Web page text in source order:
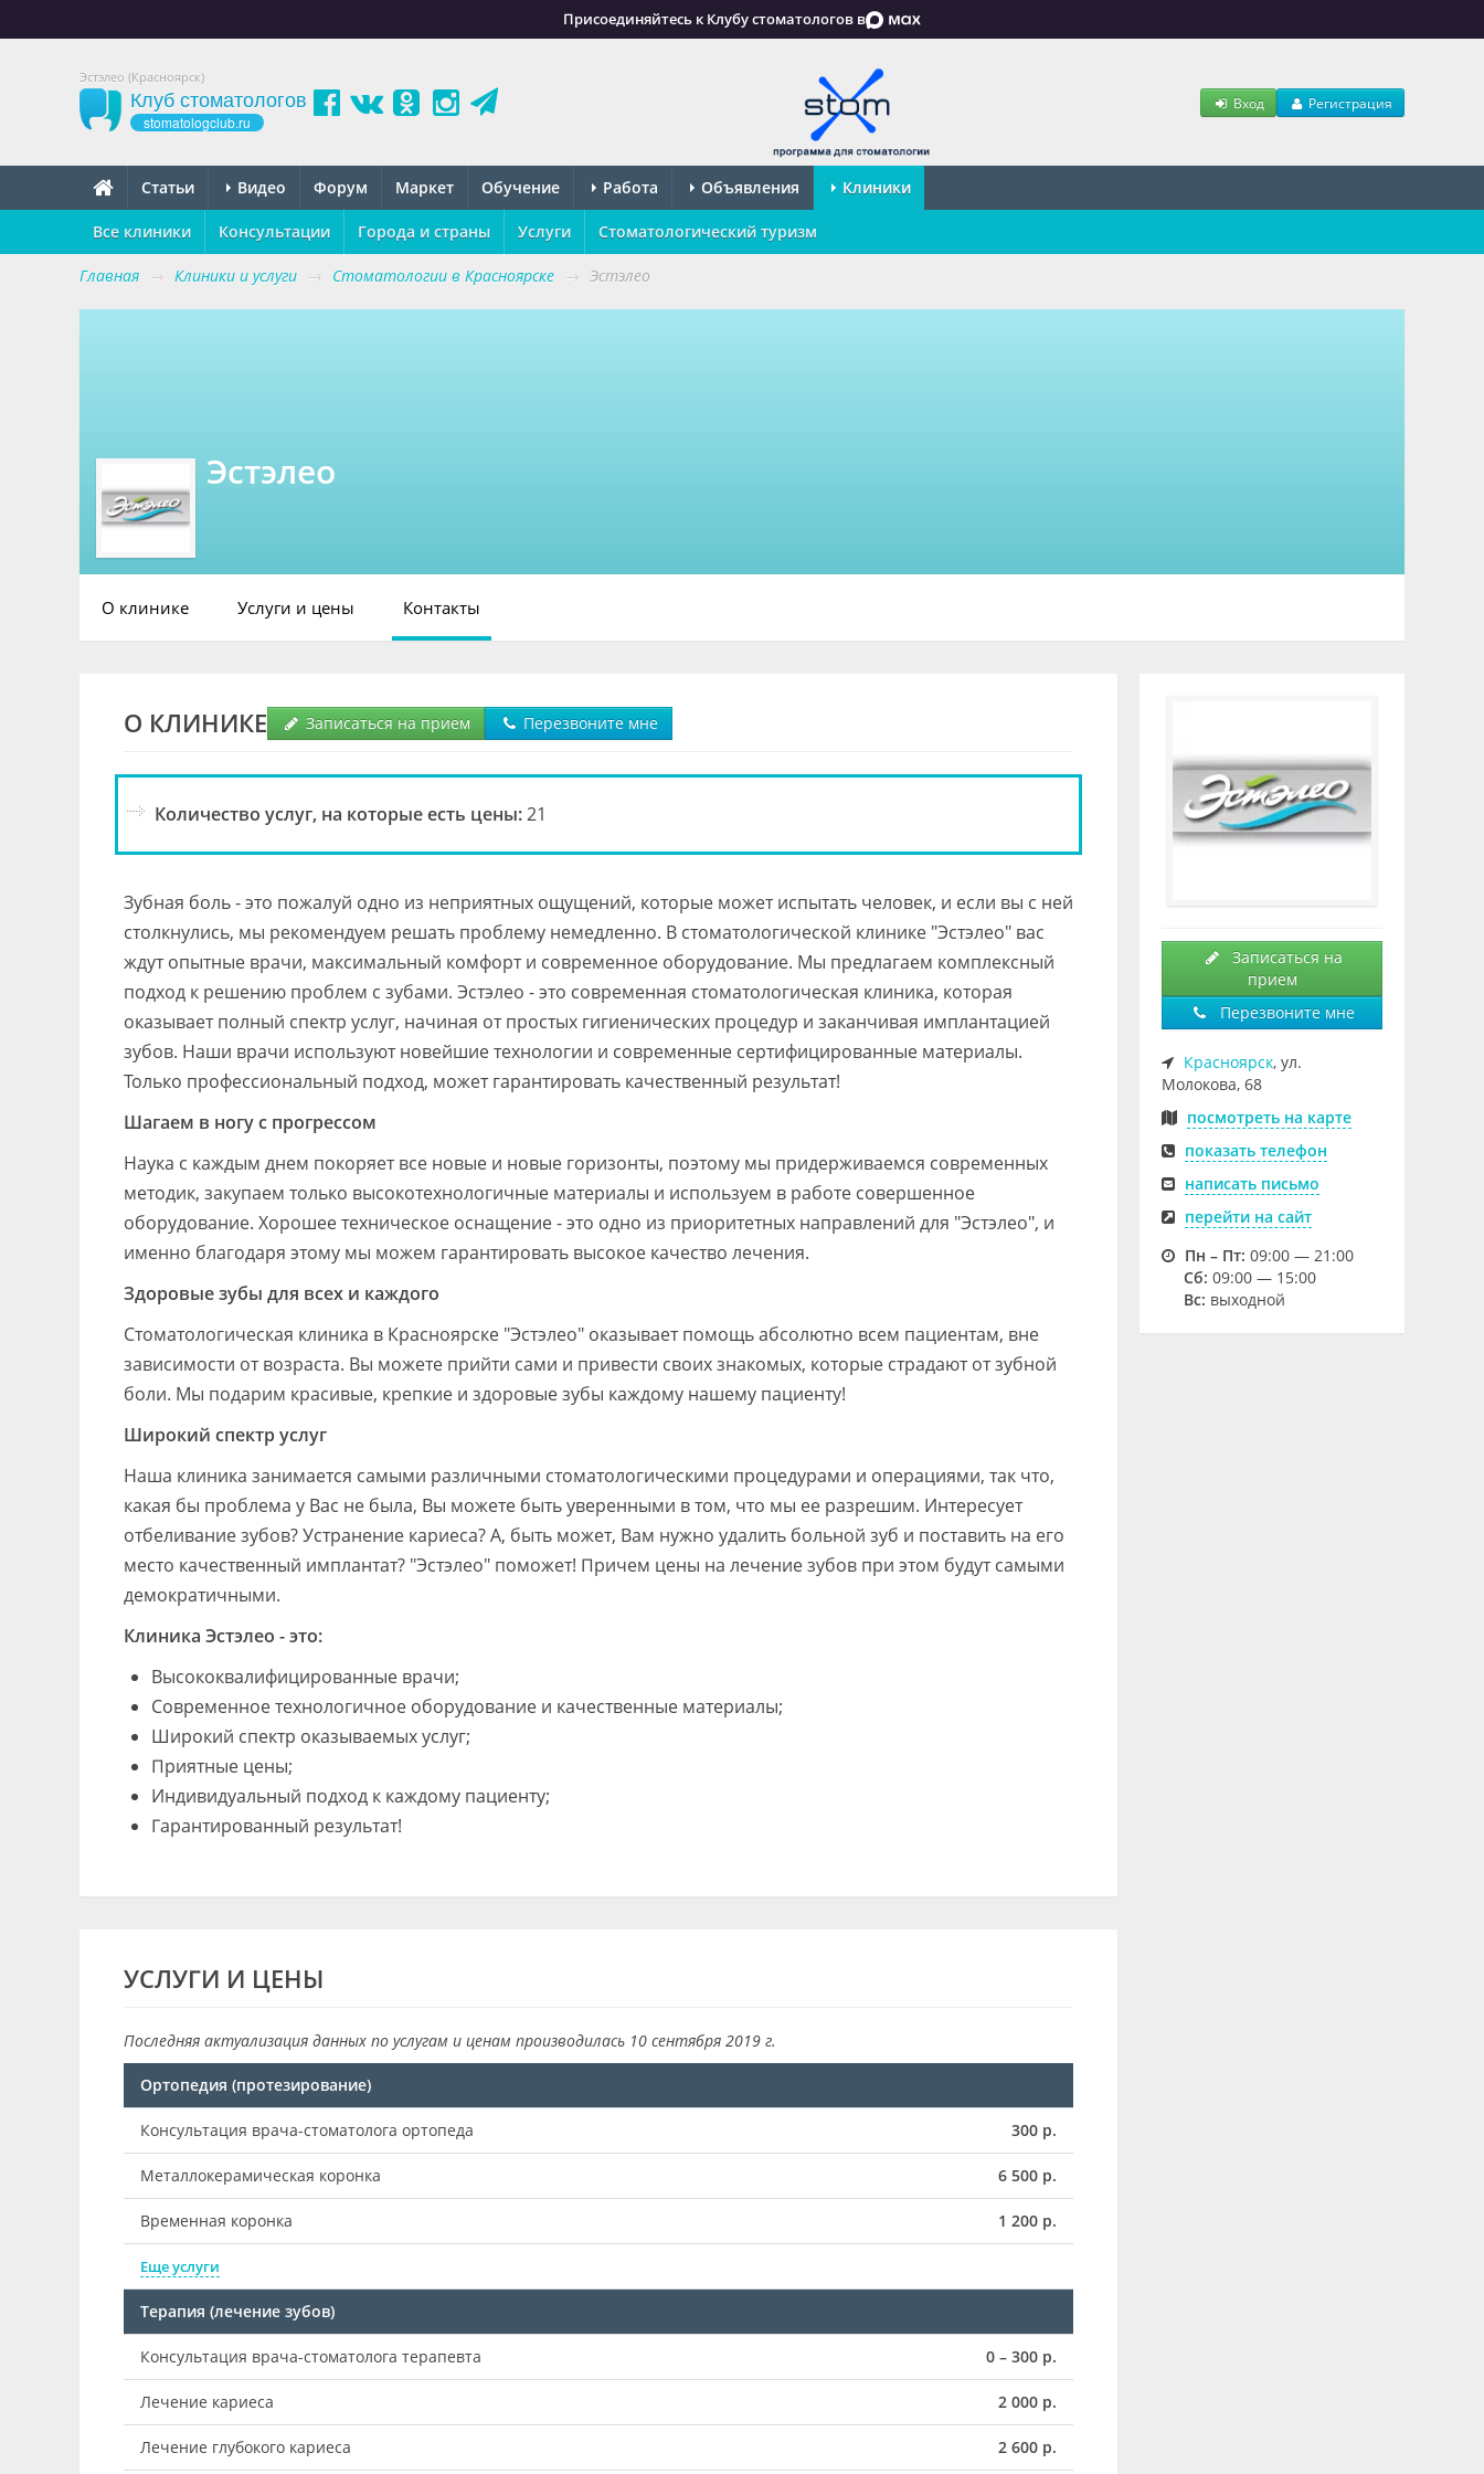
Присоединяйтесь к Клубу стоматологов в
Эстэлео (Красноярск)
Клуб стоматологов
stomatologclub.ru
Вход Регистрация
Статьи Видео Форум Маркет Обучение Работа Объявления Клиники
Все клиники Консультации Города и страны Услуги Стоматологический туризм
Главная → Клиники и услуги → Стоматологии в Красноярске → Эстэлео
Эстэлео
О клинике Услуги и цены Контакты
О КЛИНИКЕ Записаться на прием Перезвоните мне
Количество услуг, на которые есть цены:21
Зубная боль - это пожалуй одно из неприятных ощущений, которые может испытать человек, и если вы с ней
столкнулись, мы рекомендуем решать проблему немедленно. В стоматологической клинике "Эстэлео" вас
ждут опытные врачи, максимальный комфорт и современное оборудование. Мы предлагаем комплексный
подход к решению проблем с зубами. Эстэлео - это современная стоматологическая клиника, которая
оказывает полный спектр услуг, начиная от простых гигиенических процедур и заканчивая имплантацией
зубов. Наши врачи используют новейшие технологии и современные сертифицированные материалы.
Только профессиональный подход, может гарантировать качественный результат!
Шагаем в ногу с прогрессом
Наука с каждым днем покоряет все новые и новые горизонты, поэтому мы придерживаемся современных
методик, закупаем только высокотехнологичные материалы и используем в работе совершенное
оборудование. Хорошее техническое оснащение - это одно из приоритетных направлений для "Эстэлео", и
именно благодаря этому мы можем гарантировать высокое качество лечения.
Здоровые зубы для всех и каждого
Стоматологическая клиника в Красноярске "Эстэлео" оказывает помощь абсолютно всем пациентам, вне
зависимости от возраста. Вы можете прийти сами и привести своих знакомых, которые страдают от зубной
боли. Мы подарим красивые, крепкие и здоровые зубы каждому нашему пациенту!
Широкий спектр услуг
Наша клиника занимается самыми различными стоматологическими процедурами и операциями, так что,
какая бы проблема у Вас не была, Вы можете быть уверенными в том, что мы ее разрешим. Интересует
отбеливание зубов? Устранение кариеса? А, быть может, Вам нужно удалить больной зуб и поставить на его
место качественный имплантат? "Эстэлео" поможет! Причем цены на лечение зубов при этом будут самыми
демократичными.
Клиника Эстэлео - это:
Высококвалифицированные врачи;
Современное технологичное оборудование и качественные материалы;
Широкий спектр оказываемых услуг;
Приятные цены;
Индивидуальный подход к каждому пациенту;
Гарантированный результат!
УСЛУГИ И ЦЕНЫ
Последняя актуализация данных по услугам и ценам производилась 10 сентября 2019 г.
Ортопедия (протезирование)
Консультация врача-стоматолога ортопеда 300 р.
Металлокерамическая коронка 6 500 р.
Временная коронка 1 200 р.
Еще услуги
Терапия (лечение зубов)
Консультация врача-стоматолога терапевта 0 – 300 р.
Лечение кариеса 2 000 р.
Лечение глубокого кариеса 2 600 р.
Записаться на
прием
Перезвоните мне
Красноярск, ул.
Молокова, 68
посмотреть на карте
показать телефон
написать письмо
перейти на сайт
Пн – Пт: 09:00 — 21:00
Cб: 09:00 — 15:00
Вс: выходной